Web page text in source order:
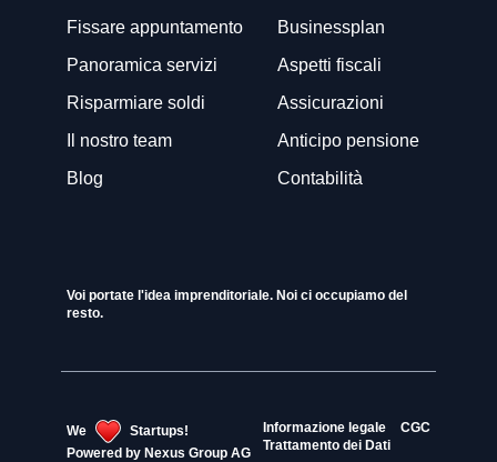
Fissare appuntamento
Panoramica servizi
Risparmiare soldi
Il nostro team
Blog
Businessplan
Aspetti fiscali
Assicurazioni
Anticipo pensione
Contabilità
Voi portate l'idea imprenditoriale. Noi ci occupiamo del
resto.
We
Startups!
Powered by Nexus Group AG
Informazione legale
CGC
Trattamento dei Dati